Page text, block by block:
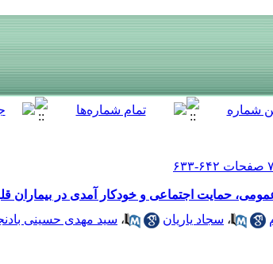
حمایت اجتماعی و خودکار آمدی در بیماران
، سجاد یاریان ، سید مهدی حسینی